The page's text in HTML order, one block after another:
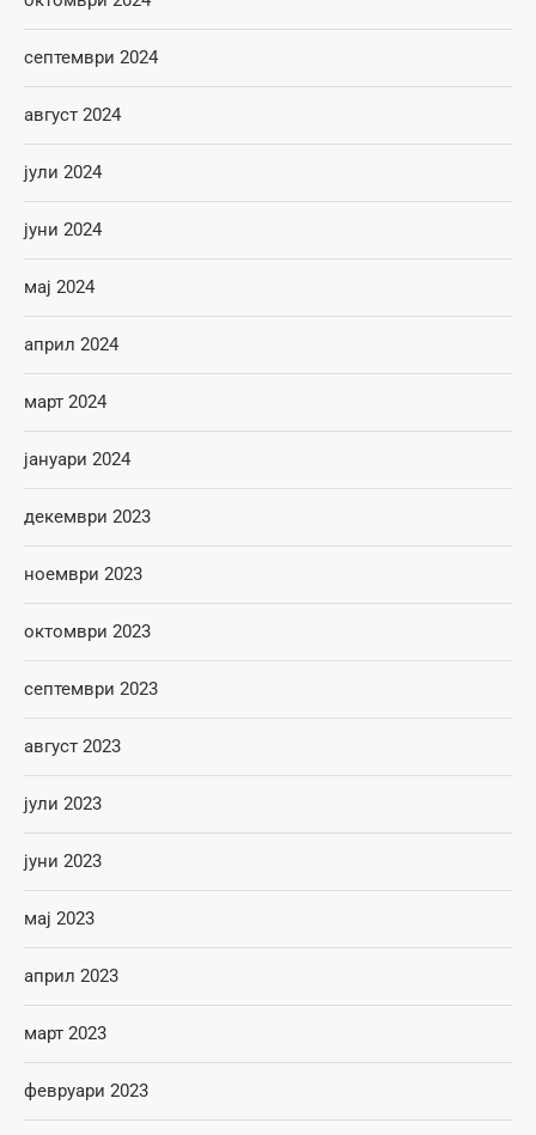
септември 2024
август 2024
јули 2024
јуни 2024
мај 2024
април 2024
март 2024
јануари 2024
декември 2023
ноември 2023
октомври 2023
септември 2023
август 2023
јули 2023
јуни 2023
мај 2023
април 2023
март 2023
февруари 2023